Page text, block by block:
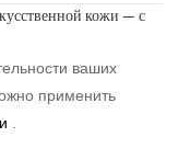
ваших
применить